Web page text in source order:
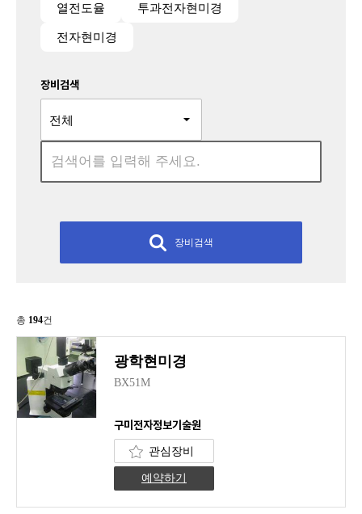
열전도율 투과전자현미경
전자현미경
장비검색
장비검색
총 194건
광학현미경
BX51M
구미전자정보기술원
관심장비
예약하기